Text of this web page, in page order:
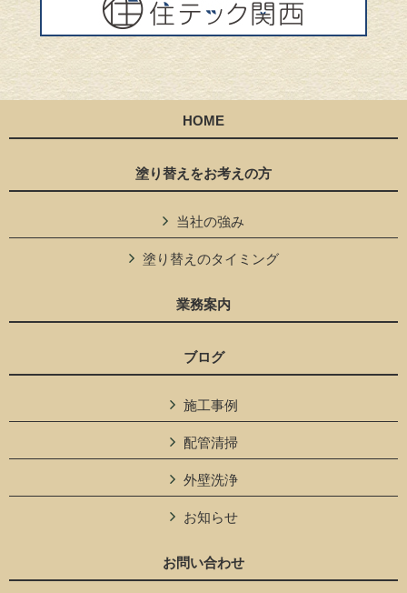
HOME
塗り替えをお考えの方
当社の強み
塗り替えのタイミング
業務案内
ブログ
施工事例
配管清掃
外壁洗浄
お知らせ
お問い合わせ